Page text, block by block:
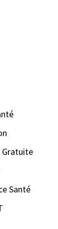
Gratuite
Santé